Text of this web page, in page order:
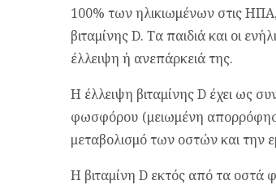
100% των ηλικιωμένων στις
βιταμίνης D. Τα παιδιά και οι
έλλειψη ή ανεπάρκειά της.
Η έλλειψη βιταμίνης D έχει ως
φωσφόρου (μειωμένη
μεταβολισμό των οστών και την
Η βιταμίνη D εκτός από τα οστά